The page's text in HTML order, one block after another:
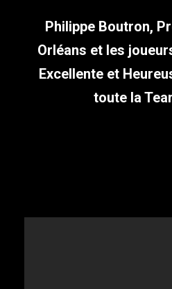
Philippe Boutron,
Orléans et les
Excellente et
toute la